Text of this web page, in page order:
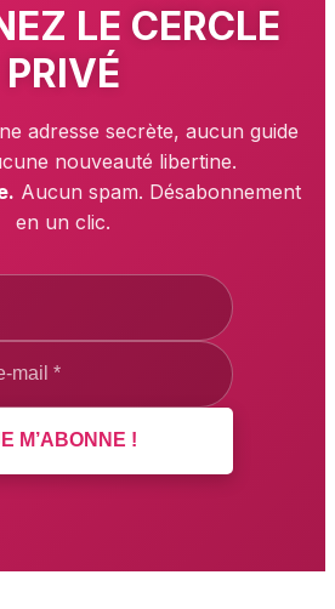
LE CERCLE
PRIVÉ
adresse secrète, aucun guide
nouveauté libertine.
Aucun spam. Désabonnement
en un clic.